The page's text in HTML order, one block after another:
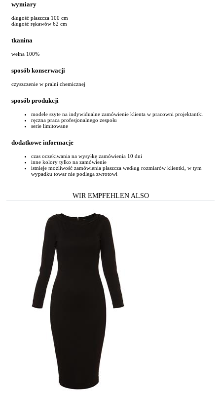
wymiary
długość płaszcza 100 cm
długość rękawów 62 cm
tkanina
wełna 100%
sposób konserwacji
czyszczenie w pralni chemicznej
sposób produkcji
modele szyte na indywidualne zamówienie klienta w pracowni projektantki
ręczna praca profesjonalnego zespołu
serie limitowane
dodatkowe informacje
czas oczekiwania na wysyłkę zamówienia 10 dni
inne kolory tylko na zamówienie
istnieje możliwość zamówienia płaszcza według rozmiarów klientki, w tym
wypadku towar nie podlega zwrotowi
WIR EMPFEHLEN ALSO